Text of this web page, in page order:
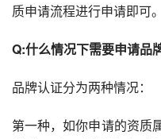
质申请流程进行申请即可。
Q:什么情况下需要申请品
品牌认证分为两种情况：
第一种，如你申请的资质